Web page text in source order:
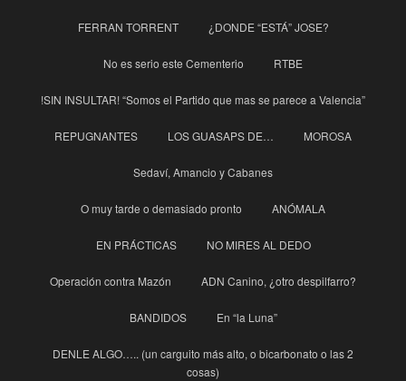
FERRAN TORRENT ¿DONDE “ESTÁ” JOSE?
No es serio este Cementerio RTBE
!SIN INSULTAR! “Somos el Partido que mas se parece a Valencia”
REPUGNANTES LOS GUASAPS DE… MOROSA
Sedaví, Amancio y Cabanes
O muy tarde o demasiado pronto ANÓMALA
EN PRÁCTICAS NO MIRES AL DEDO
Operación contra Mazón ADN Canino, ¿otro despilfarro?
BANDIDOS En “la Luna”
DENLE ALGO….. (un carguito más alto, o bicarbonato o las 2
cosas)